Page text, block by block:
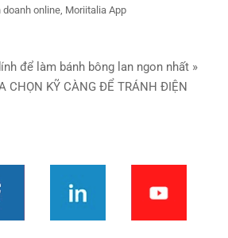
doanh online, Moriitalia App
để làm bánh bông lan ngon nhất »
CHỌN KỸ CÀNG ĐỂ TRÁNH ĐIỆN